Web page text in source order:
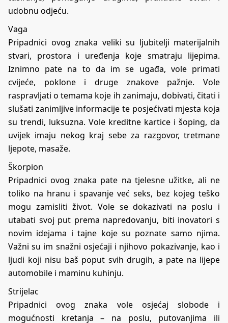
udobnu odjeću.
Vaga
Pripadnici ovog znaka veliki su ljubitelji materijalnih
stvari, prostora i uređenja koje smatraju lijepima.
Iznimno pate na to da im se ugađa, vole primati
cvijeće, poklone i druge znakove pažnje. Vole
raspravljati o temama koje ih zanimaju, dobivati, čitati i
slušati zanimljive informacije te posjećivati mjesta koja
su trendi, luksuzna. Vole kreditne kartice i šoping, da
uvijek imaju nekog kraj sebe za razgovor, tretmane
ljepote, masaže.
Škorpion
Pripadnici ovog znaka pate na tjelesne užitke, ali ne
toliko na hranu i spavanje već seks, bez kojeg teško
mogu zamisliti život. Vole se dokazivati na poslu i
utabati svoj put prema napredovanju, biti inovatori s
novim idejama i tajne koje su poznate samo njima.
Važni su im snažni osjećaji i njihovo pokazivanje, kao i
ljudi koji nisu baš poput svih drugih, a pate na lijepe
automobile i maminu kuhinju.
Strijelac
Pripadnici ovog znaka vole osjećaj slobode i
mogućnosti kretanja – na poslu, putovanjima ili